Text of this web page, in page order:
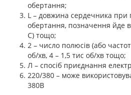
обертання;
L – довжина сердечника при
обертання, позначення йде
С) тощо;
2 – число полюсів (або
об/хв, 4 – 1,5 тис об/хв тощо;
Л – спосіб приєднання
220/380 – може
380В